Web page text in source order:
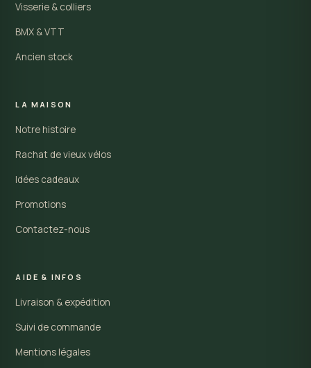
Visserie & colliers
BMX & VTT
Ancien stock
LA MAISON
Notre histoire
Rachat de vieux vélos
Idées cadeaux
Promotions
Contactez-nous
AIDE & INFOS
Livraison & expédition
Suivi de commande
Mentions légales